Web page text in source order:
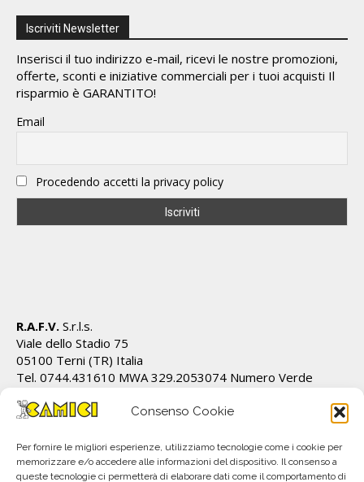
Consenso Cookie
Per fornire le migliori esperienze, utilizziamo tecnologie come i cookie per
memorizzare e/o accedere alle informazioni del dispositivo. Il consenso a
queste tecnologie ci permetterà di elaborare dati come il comportamento di
Iscriviti Newsletter
Inserisci il tuo indirizzo e-mail, ricevi le nostre promozioni,
offerte, sconti e iniziative commerciali per i tuoi acquisti Il
risparmio è GARANTITO!
Email
Procedendo accetti la privacy policy
R.A.F.V. S.r.l.s.
Viale dello Stadio 75
05100 Terni (TR) Italia
Tel. 0744.431610 MWA 329.2053074 Numero Verde
Cod.Fiscale/P.IVA IT01628820555 REA TR 112162
PEC rafv@pec.it